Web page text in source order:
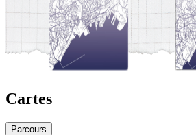
Cartes
Parcours